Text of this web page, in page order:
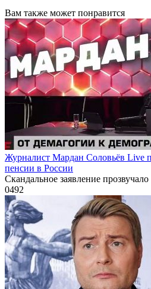
Вам также может понравится
Журналист Мардан Соловьёв Live
пенсии в России
Скандальное заявление
0492